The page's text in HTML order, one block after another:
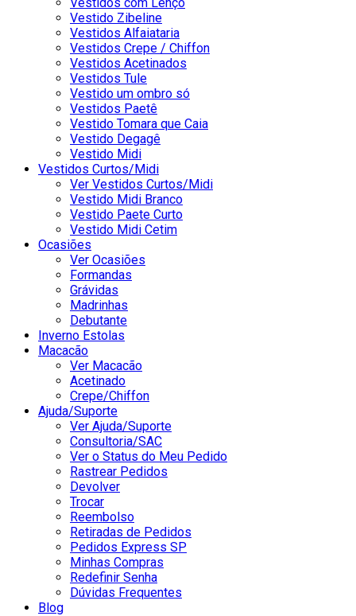
Vestido Zibeline
Vestidos Alfaiataria
Vestidos Crepe / Chiffon
Vestidos Acetinados
Vestidos Tule
Vestido um ombro só
Vestidos Paetê
Vestido Tomara que Caia
Vestido Degagê
Vestido Midi
Vestidos Curtos/Midi
Ver Vestidos Curtos/Midi
Vestido Midi Branco
Vestido Paete Curto
Vestido Midi Cetim
Ocasiões
Ver Ocasiões
Formandas
Grávidas
Madrinhas
Debutante
Inverno Estolas
Macacão
Ver Macacão
Acetinado
Crepe/Chiffon
Ajuda/Suporte
Ver Ajuda/Suporte
Consultoria/SAC
Ver o Status do Meu Pedido
Rastrear Pedidos
Devolver
Trocar
Reembolso
Retiradas de Pedidos
Pedidos Express SP
Minhas Compras
Redefinir Senha
Dúvidas Frequentes
Blog